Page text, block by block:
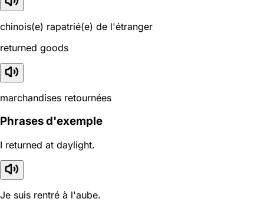
chinois(e) rapatrié(e) de l'étranger
returned goods
marchandises retournées
Phrases d'exemple
I returned at daylight.
Je suis rentré à l'aube.